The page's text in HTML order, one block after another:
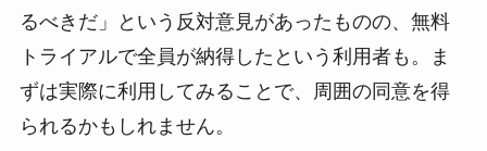
るべきだ」という反対意見があったものの、無料
トライアルで全員が納得したという利用者も。ま
ずは実際に利用してみることで、周囲の同意を得
られるかもしれません。